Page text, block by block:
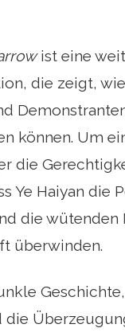
ist eine
die zeigt,
können. Um
die
Ye Haiyan die
die wütenden
überwinden.